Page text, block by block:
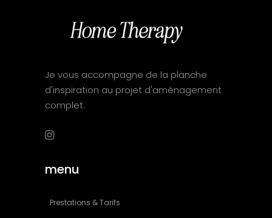
Je vous accompagne de la planche
d'inspiration au projet d'aménagement
complet.
menu
Prestations & Tarifs